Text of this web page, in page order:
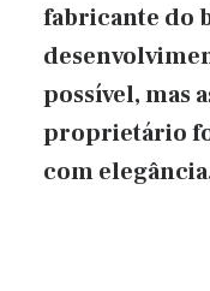
fabricante do
possível, mas
proprietário
com